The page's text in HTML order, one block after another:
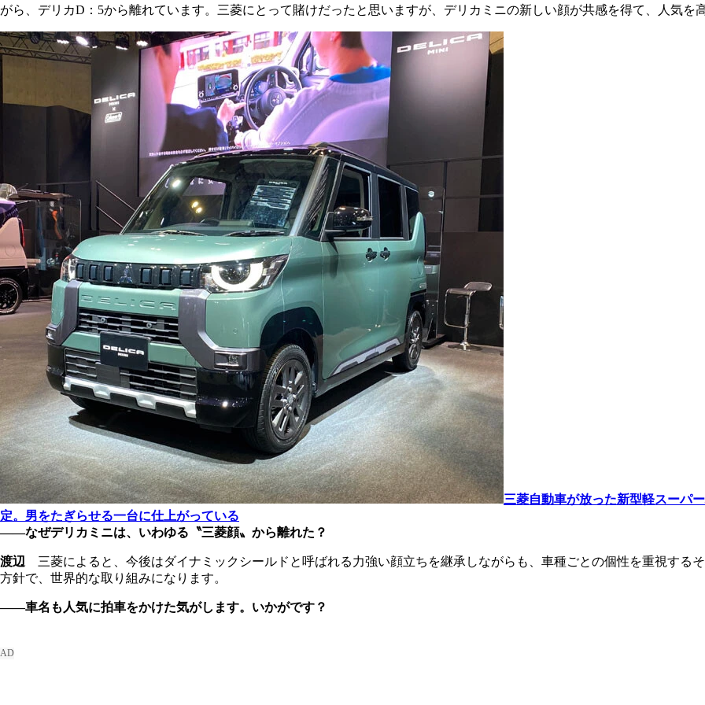
がら、デリカD：5から離れています。三菱にとって賭けだったと思いますが、デリカミニの新しい顔が共感を得て、人気を
三菱自動車が放った新型軽スーパ
定。男をたぎらせる一台に仕上がっている
――なぜデリカミニは、いわゆる〝三菱顔〟から離れた？
渡辺 三菱によると、今後はダイナミックシールドと呼ばれる力強い顔立ちを継承しながらも、車種ごとの個性を重視する
方針で、世界的な取り組みになります。
――車名も人気に拍車をかけた気がします。いかがです？